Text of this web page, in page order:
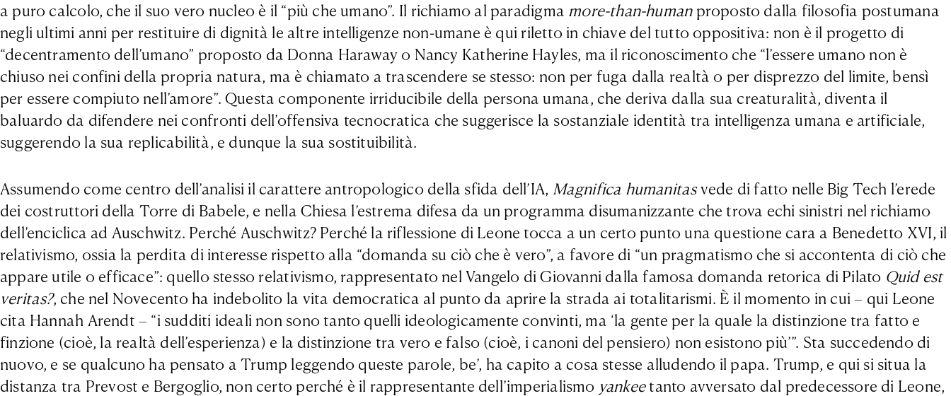
a puro calcolo, che il suo vero nucleo è il “più che umano”. Il richiamo al paradigma more-than-humanproposto dalla filosofia postumana
negli ultimi anni per restituire di dignità le altre intelligenze non-umane è qui riletto in chiave del tutto oppositiva: non è il progetto di
“decentramento dell’umano” proposto da Donna Haraway o Nancy Katherine Hayles, ma il riconoscimento che “l’essere umano non è
chiuso nei confini della propria natura, ma è chiamato a trascendere se stesso: non per fuga dalla realtà o per disprezzo del limite, bensì
per essere compiuto nell’amore”. Questa componente irriducibile della persona umana, che deriva dalla sua creaturalità, diventa il
baluardo da difendere nei confronti dell’offensiva tecnocratica che suggerisce la sostanziale identità tra intelligenza umana e artificiale,
suggerendo la sua replicabilità, e dunque la sua sostituibilità.
Assumendo come centro dell’analisi il carattere antropologico della sfida dell’IA, Magnifica humanitasvede di fatto nelle Big Tech l’erede
dei costruttori della Torre di Babele, e nella Chiesa l’estrema difesa da un programma disumanizzante che trova echi sinistri nel richiamo
dell’enciclica ad Auschwitz. Perché Auschwitz? Perché la riflessione di Leone tocca a un certo punto una questione cara a Benedetto XVI, il
relativismo, ossia la perdita di interesse rispetto alla “domanda su ciò che è vero”, a favore di “un pragmatismo che si accontenta di ciò che
appare utile o efficace”: quello stesso relativismo, rappresentato nel Vangelo di Giovanni dalla famosa domanda retorica di Pilato Quid est
veritas?, che nel Novecento ha indebolito la vita democratica al punto da aprire la strada ai totalitarismi. È il momento in cui – qui Leone
cita Hannah Arendt – “i sudditi ideali non sono tanto quelli ideologicamente convinti, ma ‘la gente per la quale la distinzione tra fatto e
finzione (cioè, la realtà dell’esperienza) e la distinzione tra vero e falso (cioè, i canoni del pensiero) non esistono più’”. Sta succedendo di
nuovo, e se qualcuno ha pensato a Trump leggendo queste parole, be’, ha capito a cosa stesse alludendo il papa. Trump, e qui si situa la
distanza tra Prevost e Bergoglio, non certo perché è il rappresentante dell’imperialismo yankeetanto avversato dal predecessore di Leone,